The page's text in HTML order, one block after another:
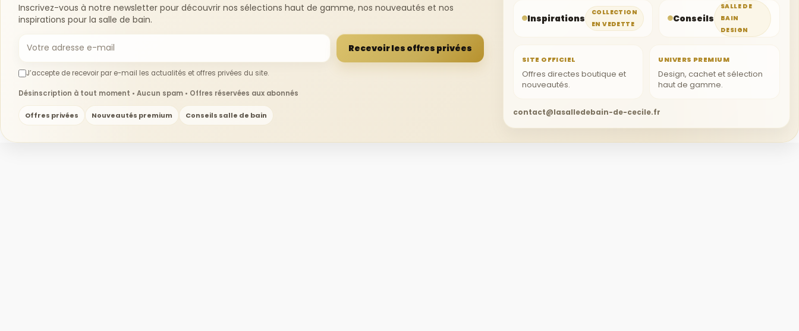
Inscrivez-vous à notre newsletter pour découvrir nos sélections haut de gamme, nos nouveautés et nos
inspirations pour la salle de bain.
Votre adresse e-mail
Recevoir les offres privées
J’accepte de recevoir par e-mail les actualités et offres privées du site.
Désinscription à tout moment • Aucun spam • Offres réservées aux abonnés
Offres privées Nouveautés premium Conseils salle de bain
Inspirations
COLLECTION
EN VEDETTE
Conseils
SALLE DE
BAIN
DESIGN
SITE OFFICIEL
Offres directes boutique et
nouveautés.
UNIVERS PREMIUM
Design, cachet et sélection
haut de gamme.
contact@lasalledebain-de-cecile.fr